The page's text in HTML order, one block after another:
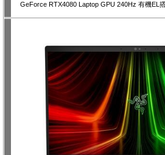
GeForce RTX4080 Laptop GPU 240Hz 有機EL